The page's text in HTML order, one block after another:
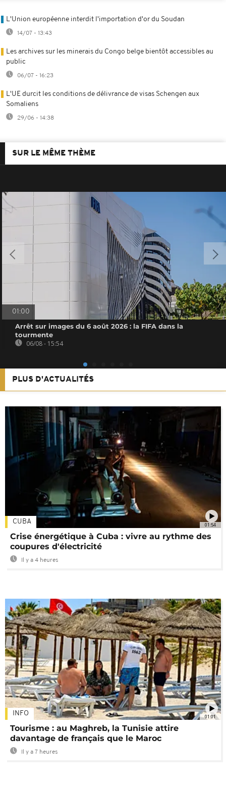
L'Union européenne interdit l'importation d'or du Soudan
14/07 - 13:43
Les archives sur les minerais du Congo belge bientôt accessibles au
public
06/07 - 16:23
L'UE durcit les conditions de délivrance de visas Schengen aux
Somaliens
29/06 - 14:38
SUR LE MÊME THÈME
01:00
Arrêt sur images du 6 août 2026 : la FIFA dans la
tourmente
06/08 - 15:54
PLUS D'ACTUALITÉS
01:54
CUBA
Crise énergétique à Cuba : vivre au rythme des
coupures d'électricité
Il y a 4 heures
01:01
INFO
Tourisme : au Maghreb, la Tunisie attire
davantage de français que le Maroc
Il y a 7 heures